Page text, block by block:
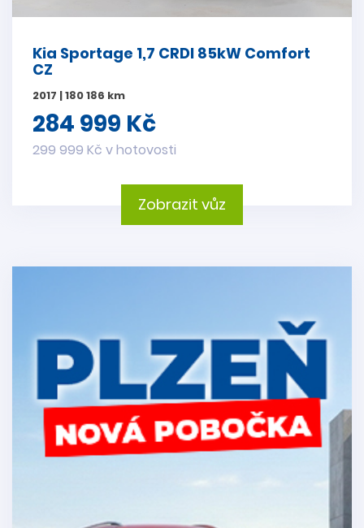
Kia Sportage 1,7 CRDI 85kW Comfort
CZ
2017 | 180 186 km
284 999 Kč
299 999 Kč v hotovosti
Zobrazit vůz